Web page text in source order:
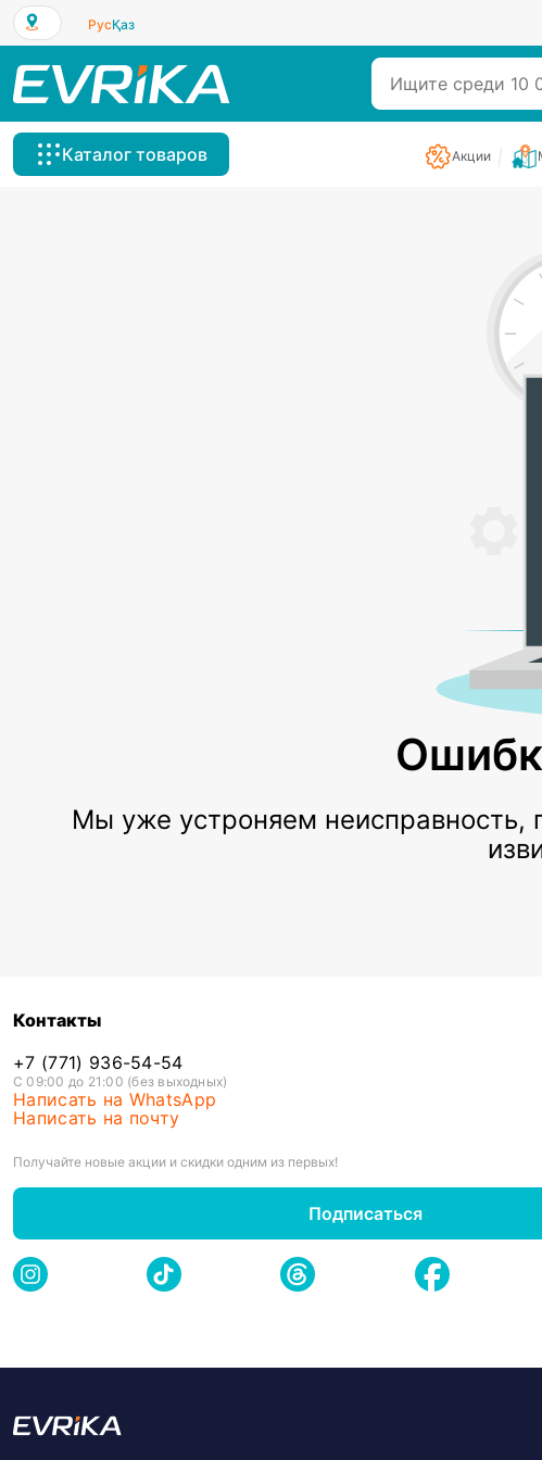
РусҚаз
Каталог товаров Акции
Мы уже устроняем неисправность,
Контакты
+7 (771) 936-54-54
С 09:00 до 21:00 (без выходных)
Написать на WhatsApp
Написать на почту
Получайте новые акции и скидки одним из первых!
Подписаться